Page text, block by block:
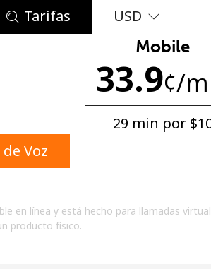
Tarifas USD
Mobile
33.9¢/
29 min por
Voz
en línea y está hecho para llamadas
producto físico.